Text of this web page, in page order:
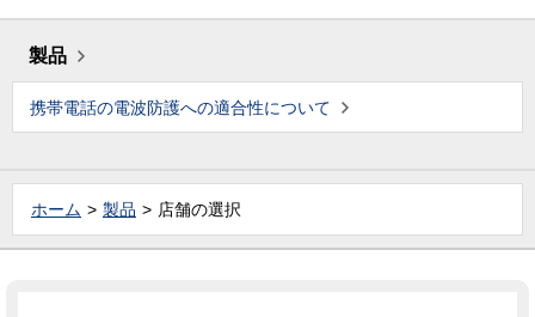
製品
携帯電話の電波防護への適合性について
ホーム 製品 店舗の選択